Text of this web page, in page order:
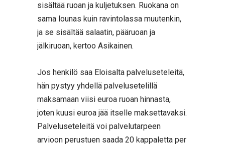
sisältää ruoan ja kuljetuksen. Ruokana on
sama lounas kuin ravintolassa muutenkin,
ja se sisältää salaatin, pääruoan ja
jälkiruoan, kertoo Asikainen.
Jos henkilö saa Eloisalta palveluseteleitä,
hän pystyy yhdellä palvelusetelillä
maksamaan viisi euroa ruoan hinnasta,
joten kuusi euroa jää itselle maksettavaksi.
Palveluseteleitä voi palvelutarpeen
arvioon perustuen saada 20 kappaletta per